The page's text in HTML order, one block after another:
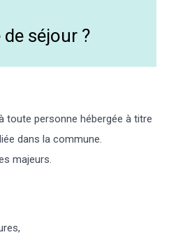
séjour ?
toute personne hébergée à titre
dans la commune.
majeurs.